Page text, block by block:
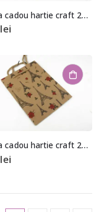
Punga cadou hartie craft 24,5x19x8cm
lei
Punga cadou hartie craft 24,5x19x8cm
lei